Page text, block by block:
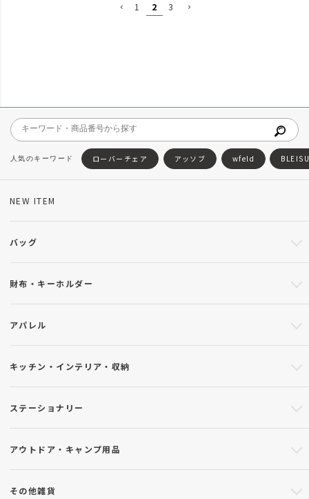
1
2 3
ローバーチェア アッソブ wfeld
NEW ITEM
バッグ
財布・キーホルダー
アパレル
キッチン・インテリア・収納
ステーショナリー
アウトドア・キャンプ用品
その他雑貨